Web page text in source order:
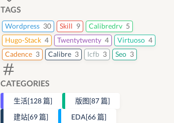
TAGS
Wordpress 30 Skill 9 Calibredrv 5
Hugo-Stack 4 Twentytwenty 4 Virtuoso 4
Cadence 3 Calibre 3 Icfb 3 Seo 3
CATEGORIES
生活[128 篇] 版图[87 篇]
建站[69 篇] EDA[66 篇]